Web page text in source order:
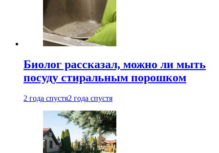
Биолог рассказал, можно ли мыть
посуду стиральным порошком
2 года спустя2 года спустя